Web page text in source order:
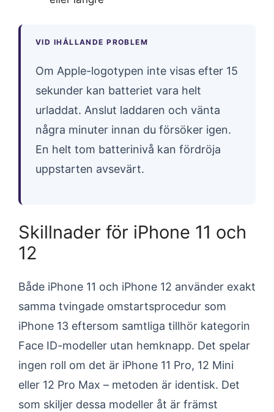
VID IHÅLLANDE PROBLEM
Om Apple-logotypen inte visas efter 15
sekunder kan batteriet vara helt
urladdat. Anslut laddaren och vänta
några minuter innan du försöker igen.
En helt tom batterinivå kan fördröja
uppstarten avsevärt.
Skillnader för iPhone 11 och
12
Både iPhone 11 och iPhone 12 använder exakt
samma tvingade omstartsprocedur som
iPhone 13 eftersom samtliga tillhör kategorin
Face ID-modeller utan hemknapp. Det spelar
ingen roll om det är iPhone 11 Pro, 12 Mini
eller 12 Pro Max – metoden är identisk. Det
som skiljer dessa modeller åt är främst